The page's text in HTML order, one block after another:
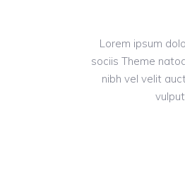
Lorem ipsum
sociis Theme
nibh vel velit